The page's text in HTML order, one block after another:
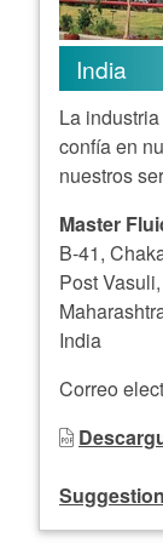
India
La
confía en
nuestros
Master
B-41,
Post
India
Correo